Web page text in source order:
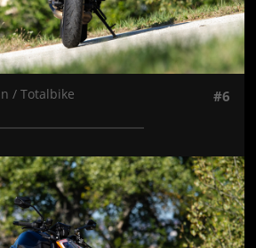
/ Totalbike #6
még kép!